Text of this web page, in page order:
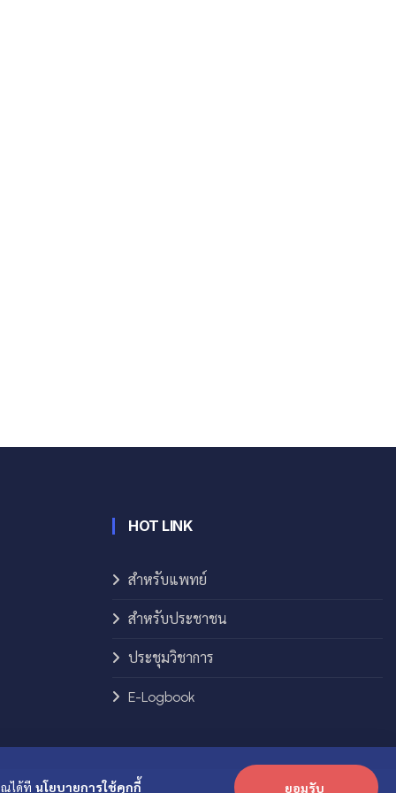
HOT LINK
สำหรับแพทย์
สำหรับประชาชน
ประชุมวิชาการ
E-Logbook
ได้ที นโยบายการใช้คุกกี้ ยอมรับ